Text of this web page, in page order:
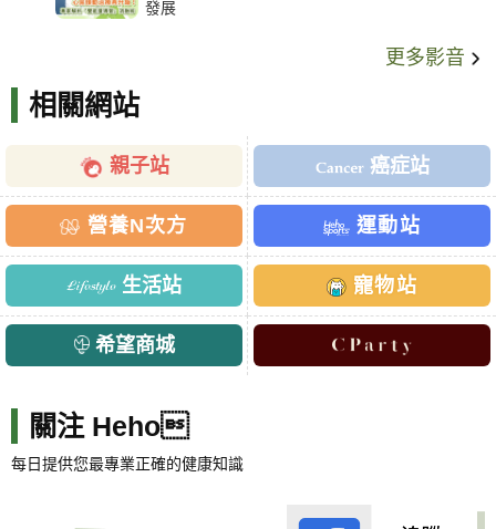
發展
更多影音
相關網站
親子站 癌症站
營養N次方 運動站
生活站 寵物站
希望商城
關注 Heho
每日提供您最專業正確的健康知識